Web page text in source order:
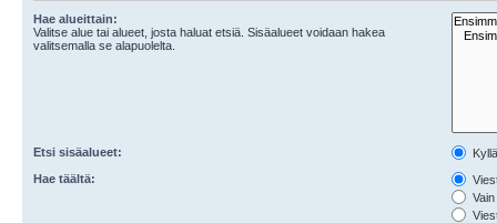
Hae alueittain:
Valitse alue tai alueet, josta haluat etsiä. Sisäalueet voidaan hakea
valitsemalla se alapuolelta.
Etsi sisäalueet:
Hae täältä: